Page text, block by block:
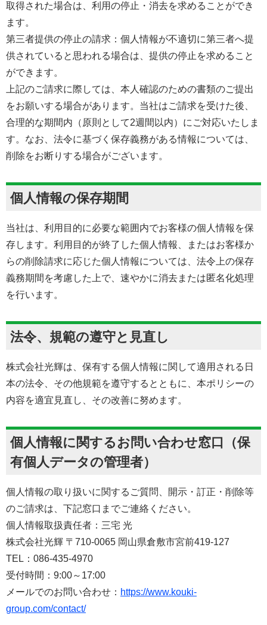
取得された場合は、利用の停止・消去を求めることができ
ます。
第三者提供の停止の請求：個人情報が不適切に第三者へ提
供されていると思われる場合は、提供の停止を求めること
ができます。
上記のご請求に際しては、本人確認のための書類のご提出
をお願いする場合があります。当社はご請求を受けた後、
合理的な期間内（原則として2週間以内）にご対応いたしま
す。なお、法令に基づく保存義務がある情報については、
削除をお断りする場合がございます。
個人情報の保存期間
当社は、利用目的に必要な範囲内でお客様の個人情報を保
存します。利用目的が終了した個人情報、またはお客様か
らの削除請求に応じた個人情報については、法令上の保存
義務期間を考慮した上で、速やかに消去または匿名化処理
を行います。
法令、規範の遵守と見直し
株式会社光輝は、保有する個人情報に関して適用される日
本の法令、その他規範を遵守するとともに、本ポリシーの
内容を適宜見直し、その改善に努めます。
個人情報に関するお問い合わせ窓口（保
有個人データの管理者）
個人情報の取り扱いに関するご質問、開示・訂正・削除等
のご請求は、下記窓口までご連絡ください。
個人情報取扱責任者：三宅 光
株式会社光輝 〒710-0065 岡山県倉敷市宮前419-127
TEL：086-435-4970
受付時間：9:00～17:00
メールでのお問い合わせ： https://www.kouki-
group.com/contact/